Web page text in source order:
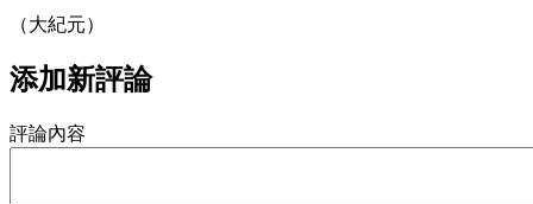
（大紀元）
添加新評論
評論內容